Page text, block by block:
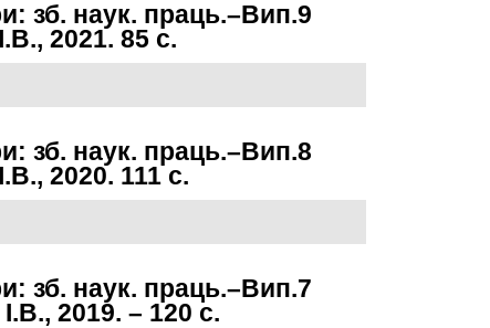
зб. наук. праць.–Вип.9
2021. 85 с.
зб. наук. праць.–Вип.8
2020. 111 с.
зб. наук. праць.–Вип.7
2019. – 120 с.